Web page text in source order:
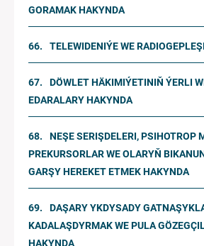
GORAMAK HAKYNDA
TELEWIDENIÝE WE
DÖWLET HÄKIMIÝETINIŇ ÝERLI
EDARALARY HAKYNDA
NEŞE SERIŞDELERI, PSIHOTROP
PREKURSORLAR WE OLARYŇ
GARŞY HEREKET ETMEK HAKYNDA
DAŞARY YKDYSADY
KADALAŞDYRMAK WE PULA
HAKYNDA